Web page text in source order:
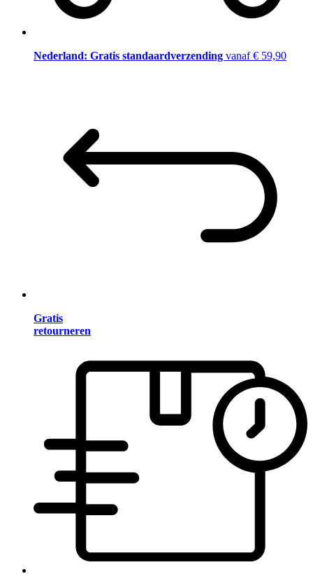
Nederland: Gratis standaardverzending vanaf € 59,90
Gratis
retourneren